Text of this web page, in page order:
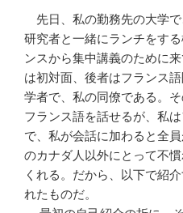
先日、私の勤務先の大学
研究者と一緒にランチをす
ンスから集中講義のために
は初対面、後者はフランス
学者で、私の同僚である。
フランス語を話せるが、私
で、私が会話に加わると全
のカナダ人以外にとって不
くれる。だから、以下で紹
れたものだ。